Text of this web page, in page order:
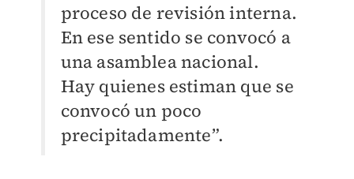
proceso de revisión interna.
En ese sentido se convocó a
una asamblea nacional.
Hay quienes estiman que se
convocó un poco
precipitadamente”.